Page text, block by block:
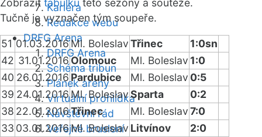
Kariéra
Redakce webu
DRFG Arena
DRFG Arena
Schéma tribun
Plánek areny
Virtuální prohlídka
Návštěvní řád
Veřejné bruslení
Zobrazit tabulku této sezóny a soutěže.
Tučně je vyznačen tým soupeře.
51 01.03.2016Ml. BoleslavTřinec
1:0sn
42 31.01.2016Olomouc Ml. Boleslav 1:0
40 26.01.2016 Pardubice Ml. Boleslav 0:5
39 24.01.2016Ml. BoleslavSparta
0:2
38 22.01.2016Třinec Ml. Boleslav7:0
33 03.01.2016Ml. Boleslav Litvínov
2:0